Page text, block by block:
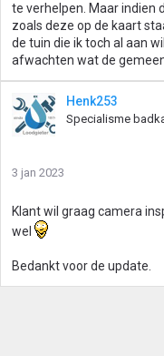
te verhelpen. Maar indien
zoals deze op de kaart
de tuin die ik toch al aan
afwachten wat de
Henk253
Specialisme
3 jan 2023
Klant wil graag camera
wel
Bedankt voor de update.